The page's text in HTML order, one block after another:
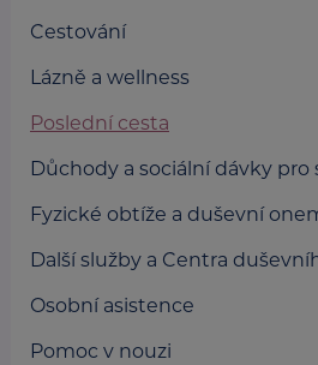
Cestování
Lázně a wellness
Poslední cesta
Důchody a sociální dávky pro
Fyzické obtíže a duševní
Další služby a Centra
Osobní asistence
Pomoc v nouzi